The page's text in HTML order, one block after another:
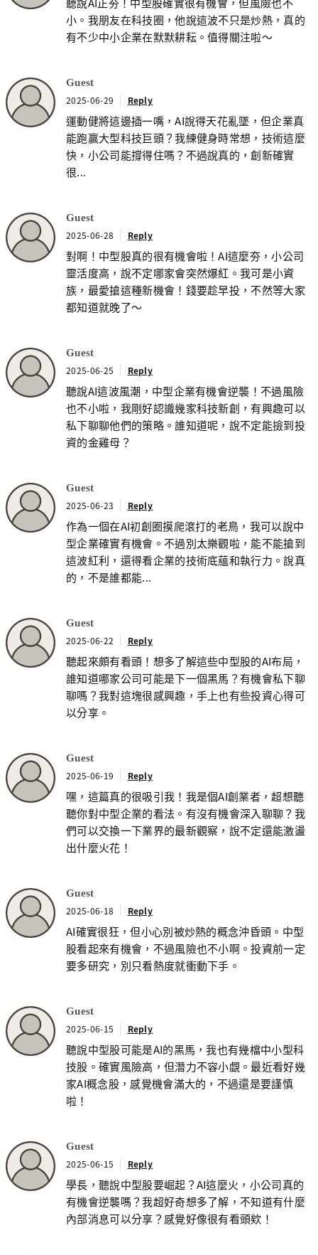
小。我朋友在科技圈，他說這波不只是炒熱，真的
有不少中小企業在默默耕耘。值得關注啦～
Guest
2025-06-29 Reply
運動健將這邊插一嘴，AI說得天花亂墜，但企業真
能跑贏大型科技巨頭？我練健身時常想，技術這麼
快，小公司能撐得住嗎？不過說真的，創新確實
很...
Guest
2025-06-28 Reply
對啊！中型股真的很有機會啦！AI這麼夯，小公司
靈活度高，說不定哪家會突然爆紅。我可是小資
族，最愛搶這種新機會！錢要趁早投，不然等大家
都知道就晚了～
Guest
2025-06-25 Reply
聽說AI這波風潮，中型企業有機會逆襲！不過風險
也不小啦，我剛好認識幾家科技新創，有興趣可以
私下聊聊他們的策略。誰知道呢，說不定能撿到投
資的金雞母？
Guest
2025-06-23 Reply
作為一個在AI初創圈摸爬滾打的老鳥，我可以說中
型企業確實有機會。不過別太樂觀啦，能不能搶到
這波紅利，還得看企業的技術底蘊和執行力。說真
的，不是誰都能...
Guest
2025-06-22 Reply
聽起來頗有看頭！想多了解這些中型股的AI布局，
誰知道哪家公司可能是下一個黑馬？有機會私下聊
聊嗎？我對這塊很感興趣，手上也有些投資心得可
以分享。
Guest
2025-06-19 Reply
嘿，這篇真的很吸引我！我是個AI創業者，超想聽
聽你對中型企業的看法。有沒有機會深入聊聊？我
們可以交換一下業界的最新觀察，說不定還能激盪
出什麼火花！
Guest
2025-06-18 Reply
AI確實很狂，但小心別被炒熱的概念沖昏頭。中型
股看起來有機會，不過風險也不小啊。投資前一定
要多研究，別只看熱度就衝動下手。
Guest
2025-06-15 Reply
聽說中型股可能是AI的黑馬，我也有幾檔中小型科
技股。確實風險高，但潛力不容小覷。最近看好幾
家AI概念股，感覺機會滿大的，不過還是要謹慎
啦！
Guest
2025-06-15 Reply
學長，聽說中型股要崛起？AI這麼火，小公司真的
有機會逆襲嗎？我超好奇想多了解，不知道有什麼
內部消息可以分享？感覺好像很有看頭欸！